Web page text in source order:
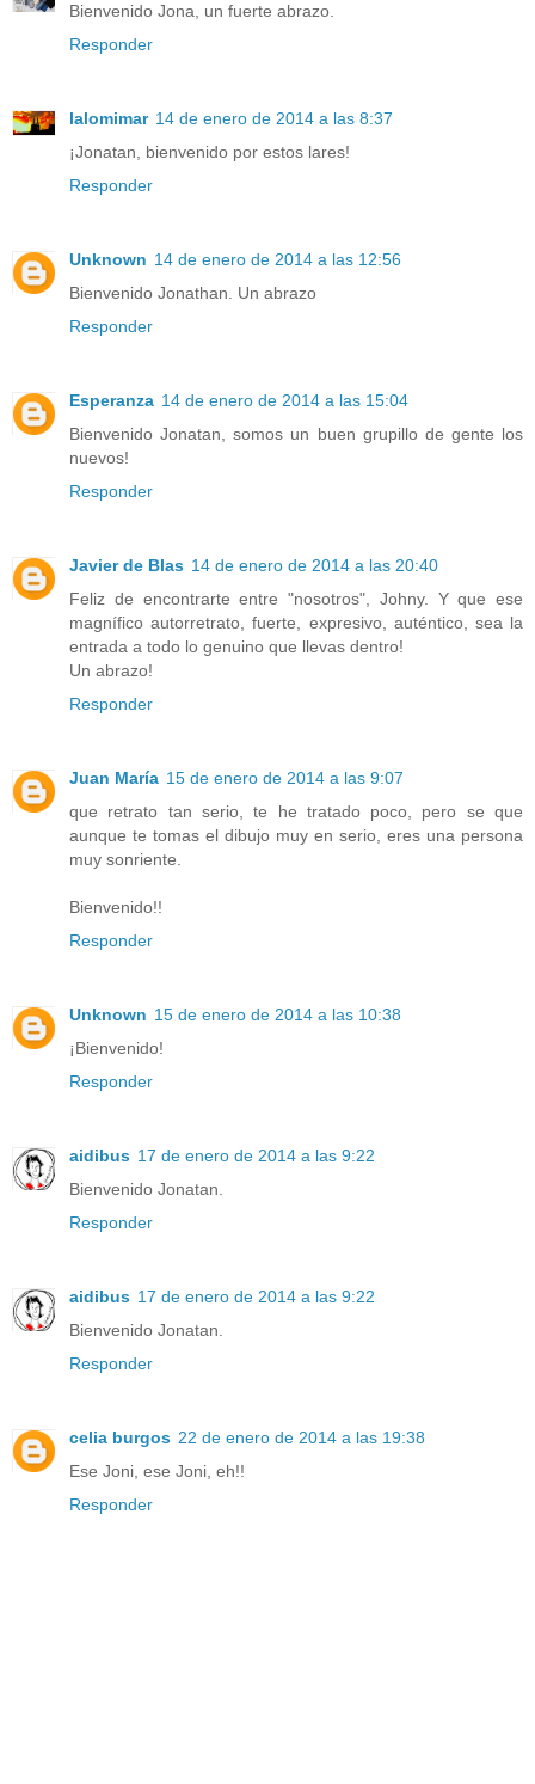
Bienvenido Jona, un fuerte abrazo.
Responder
lalomimar 14 de enero de 2014 a las 8:37
¡Jonatan, bienvenido por estos lares!
Responder
Unknown 14 de enero de 2014 a las 12:56
Bienvenido Jonathan. Un abrazo
Responder
Esperanza 14 de enero de 2014 a las 15:04
Bienvenido Jonatan, somos un buen grupillo de gente los
nuevos!
Responder
Javier de Blas 14 de enero de 2014 a las 20:40
Feliz de encontrarte entre "nosotros", Johny. Y que ese
magnífico autorretrato, fuerte, expresivo, auténtico, sea la
entrada a todo lo genuino que llevas dentro!
Un abrazo!
Responder
Juan María 15 de enero de 2014 a las 9:07
que retrato tan serio, te he tratado poco, pero se que
aunque te tomas el dibujo muy en serio, eres una persona
muy sonriente.
Bienvenido!!
Responder
Unknown 15 de enero de 2014 a las 10:38
¡Bienvenido!
Responder
aidibus 17 de enero de 2014 a las 9:22
Bienvenido Jonatan.
Responder
aidibus 17 de enero de 2014 a las 9:22
Bienvenido Jonatan.
Responder
celia burgos 22 de enero de 2014 a las 19:38
Ese Joni, ese Joni, eh!!
Responder